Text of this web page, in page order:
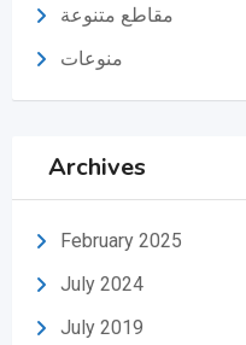
مقاطع متنوعة
منوعات
Archives
February 2025
July 2024
July 2019